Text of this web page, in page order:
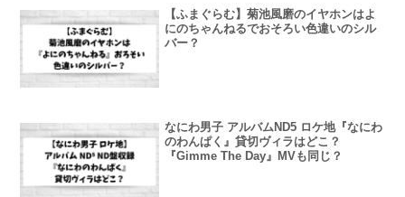
【ふまぐらむ】菊池風磨のイヤホンはよ
にのちゃんねるでおそろい色違いのシル
バー？
なにわ男子 アルバムND5 ロケ地『なにわ
のわんぱく』貸切ヴィラはどこ？
『Gimme The Day』MVも同じ？